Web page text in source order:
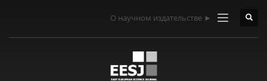
О научном издательстве ►